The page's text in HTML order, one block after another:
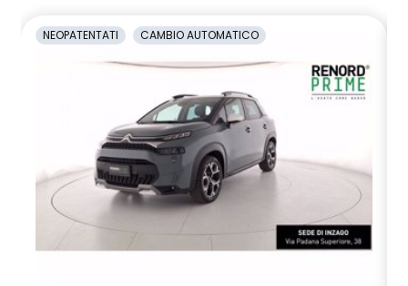
NEOPATENTATI CAMBIO AUTOMATICO